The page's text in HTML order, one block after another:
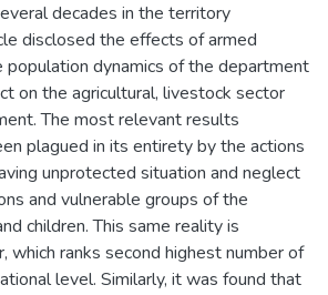
decades in the territory
disclosed the effects of armed
dynamics of the department
on the agricultural, livestock sector
The most relevant results
plagued in its entirety by the actions
unprotected situation and neglect
and vulnerable groups of the
children. This same reality is
ranks second highest number of
level. Similarly, it was found that